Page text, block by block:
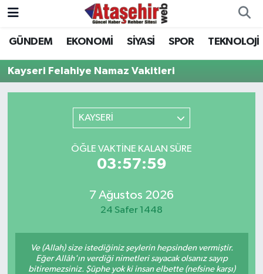
GÜNDEM EKONOMİ SİYASİ SPOR TEKNOLOJİ
Kayseri Felahiye Namaz Vakitleri
KAYSERİ
ÖĞLE VAKTINE KALAN SÜRE
03:57:59
7 Ağustos 2026
24 Safer 1448
Ve (Allah) size istediğiniz şeylerin hepsinden vermiştir.
Eğer Allâh'ın verdiği nimetleri sayacak olsanız sayıp
bitiremezsiniz. Şüphe yok ki insan elbette (nefsine karşı)
Hava Durumu
Trafik Durumu
Son Dakika Haberleri